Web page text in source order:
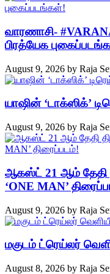
வாரணாசி-
பிரத்யேக
August 9, 2026 by Raja
யாஷின் ‘டாக்ஸிக்’
August 9, 2026 by Raja
ஆகஸ்ட் 21 ஆம் தேதி
‘ONE MAN’
August 9, 2026 by Raja
மகுடம் ட்ரெய்லர்
August 8, 2026 by Raja